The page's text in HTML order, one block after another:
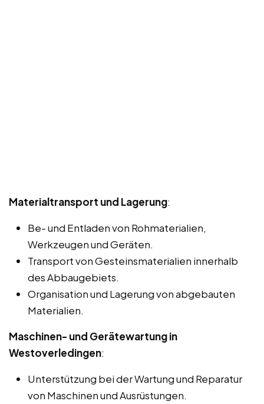
Materialtransport und Lagerung:
Be- und Entladen von Rohmaterialien,
Werkzeugen und Geräten.
Transport von Gesteinsmaterialien innerhalb
des Abbaugebiets.
Organisation und Lagerung von abgebauten
Materialien.
Maschinen- und Gerätewartung in
Westoverledingen:
Unterstützung bei der Wartung und Reparatur
von Maschinen und Ausrüstungen.